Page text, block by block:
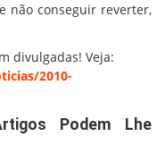
não conseguir reverter,
divulgadas! Veja:
2010-
Podem Lhe